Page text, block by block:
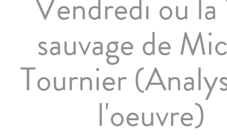
sauvage de
Tournier
l'oeuvre)